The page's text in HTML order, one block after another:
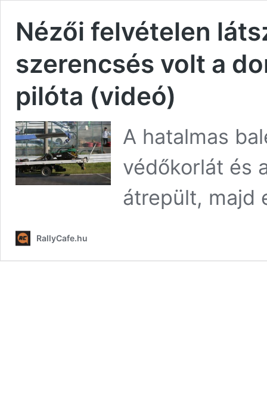
Nézői felvételen
szerencsés volt a
pilóta (videó)
A hatalmas
védőkorlát és
átrepült, majd
RallyCafe.hu